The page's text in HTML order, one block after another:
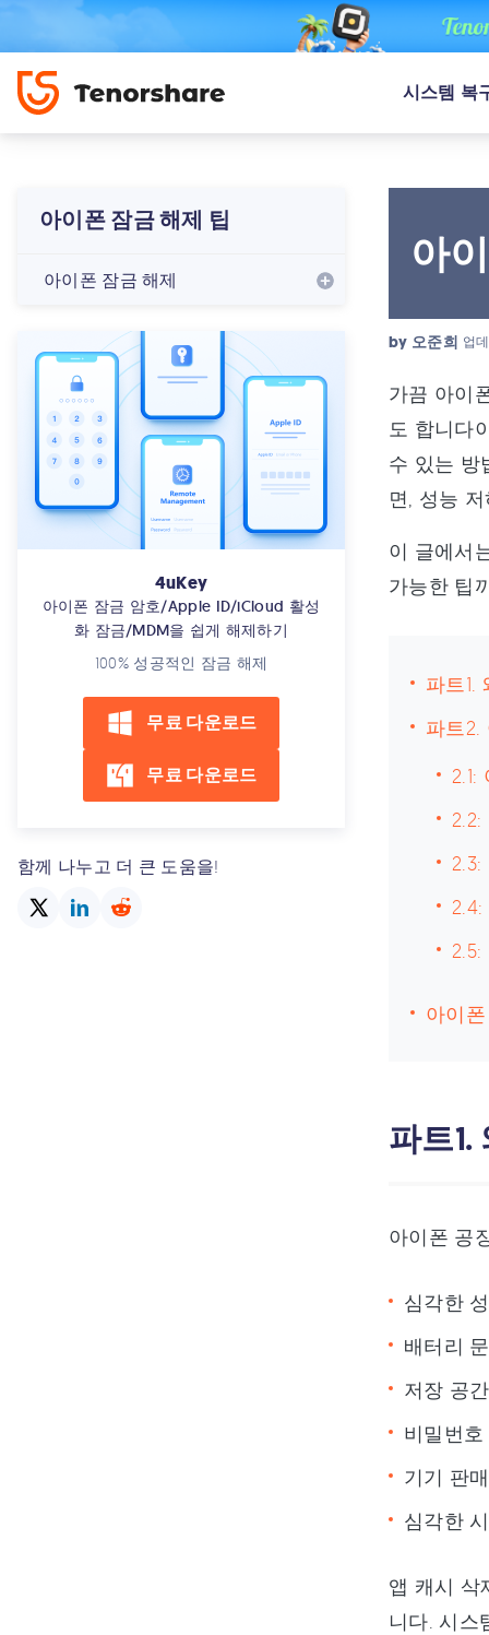
시스템 복
아이폰 잠금 해제 팁
아이폰 잠금 해제
4uKey
아이폰 잠금 암호/Apple ID/iCloud 활성
화 잠금/MDM을 쉽게 해제하기
100% 성공적인 잠금 해제
무료 다운로드
무료 다운로드
함께 나누고 더 큰 도움을!
아
by 오준희 업
가끔 아이
도 합니다
수 있는 방
면, 성능
이 글에서
가능한 팁
파트1.
파트2.
아이
파트
아이폰 공
심각한
배터리
저장 공
비밀번
기기 판
심각한
앱 캐시 삭
니다. 시스